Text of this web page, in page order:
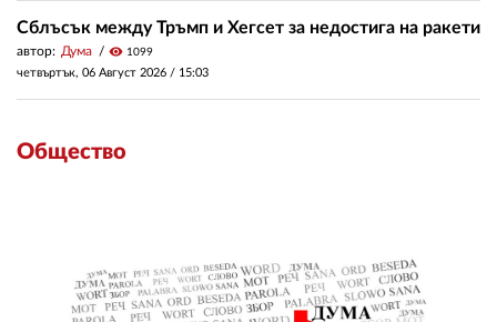
Сблъсък между Тръмп и Хегсет за недостига на ракети
автор: Дума visibility 1099
четвъртък, 06 Август 2026 / 15:03
Общество